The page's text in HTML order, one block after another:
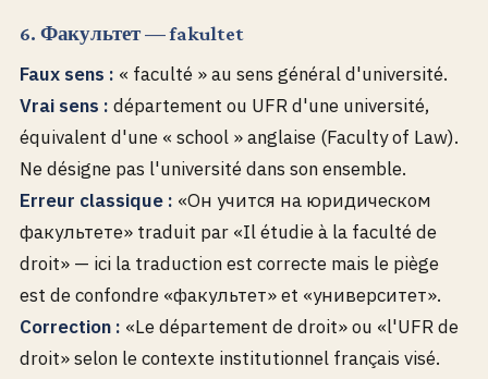
6. Факультет — fakultet
Faux sens : « faculté » au sens général d'université.
Vrai sens : département ou UFR d'une université,
équivalent d'une « school » anglaise (Faculty of Law).
Ne désigne pas l'université dans son ensemble.
Erreur classique : «Он учится на юридическом
факультете» traduit par «Il étudie à la faculté de
droit» — ici la traduction est correcte mais le piège
est de confondre «факультет» et «университет».
Correction : «Le département de droit» ou «l'UFR de
droit» selon le contexte institutionnel français visé.